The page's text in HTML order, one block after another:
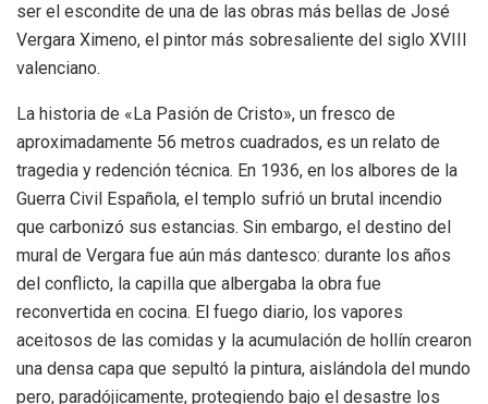
ser el escondite de una de las obras más bellas de José
Vergara Ximeno, el pintor más sobresaliente del siglo XVIII
valenciano.
La historia de «La Pasión de Cristo», un fresco de
aproximadamente 56 metros cuadrados, es un relato de
tragedia y redención técnica. En 1936, en los albores de la
Guerra Civil Española, el templo sufrió un brutal incendio
que carbonizó sus estancias. Sin embargo, el destino del
mural de Vergara fue aún más dantesco: durante los años
del conflicto, la capilla que albergaba la obra fue
reconvertida en cocina. El fuego diario, los vapores
aceitosos de las comidas y la acumulación de hollín crearon
una densa capa que sepultó la pintura, aislándola del mundo
pero, paradójicamente, protegiendo bajo el desastre los